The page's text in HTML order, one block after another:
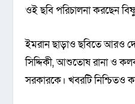
ওই ছবি পরিচালনা করছেন
ইমরান ছাড়াও ছবিতে আরও
সিদ্দিকী, আশুতোষ রানা ও
সরকারকে। খবরটি নিশ্চিতও